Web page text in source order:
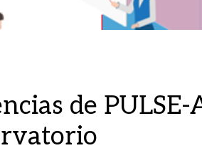
de PULSE-